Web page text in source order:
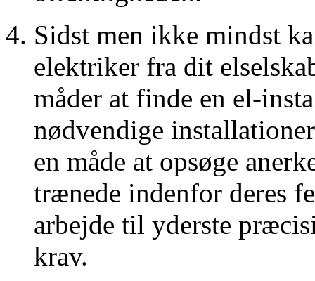
Sidst men ikke mindst
elektriker fra dit
måder at finde en el-
nødvendige
en måde at opsøge
trænede indenfor deres
arbejde til yderste
krav.